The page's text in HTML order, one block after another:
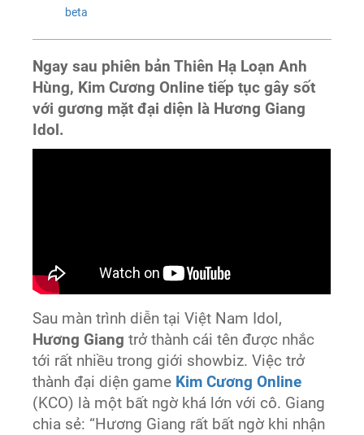
beta
Ngay sau phiên bản Thiên Hạ Loạn Anh
Hùng, Kim Cương Online tiếp tục gây sốt
với gương mặt đại diện là Hương Giang
Idol.
Sau màn trình diễn tại Việt Nam Idol,
Hương Giang trở thành cái tên được nhắc
tới rất nhiều trong giới showbiz. Việc trở
thành đại diện game Kim Cương Online
(KCO) là một bất ngờ khá lớn với cô. Giang
chia sẻ: “Hương Giang rất bất ngờ khi nhận